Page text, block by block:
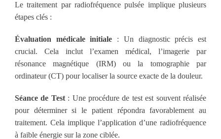
Le traitement par radiofréquence pulsée implique plusieurs
étapes clés :
Évaluation médicale initiale : Un diagnostic précis est
crucial. Cela inclut l’examen médical, l’imagerie par
résonance magnétique (IRM) ou la tomographie par
ordinateur (CT) pour localiser la source exacte de la douleur.
Séance de Test: Une procédure de test est souvent réalisée
pour déterminer si le patient répondra favorablement au
traitement. Cela implique l’application d’une radiofréquence
à faible énergie sur la zone ciblée.